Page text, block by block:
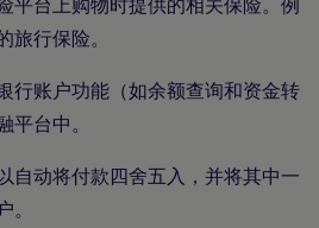
平台上购物时提供的相关保险。例
旅行保险。
行账户功能（如余额查询和资金转
平台中。
自动将付款四舍五入，并将其中一